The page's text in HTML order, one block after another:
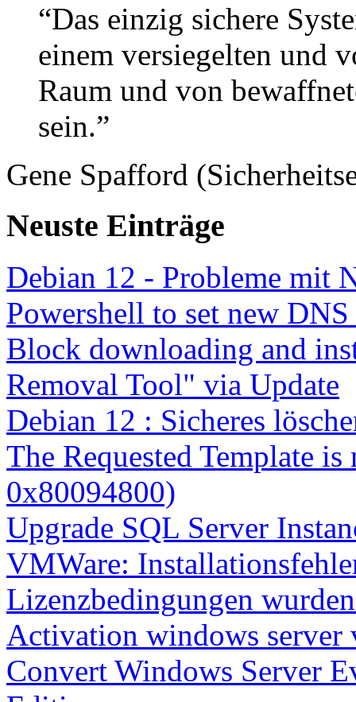
“Das einzig sichere
einem versiegelten und
Raum und von
sein.”
Gene Spafford
Neuste Einträge
Debian 12 - Probleme mit
Powershell to set new
Block downloading and
Removal Tool" via Update
Debian 12 : Sicheres
The Requested Template
0x80094800)
Upgrade SQL Server
VMWare:
Lizenzbedingungen
Activation windows server
Convert Windows Server